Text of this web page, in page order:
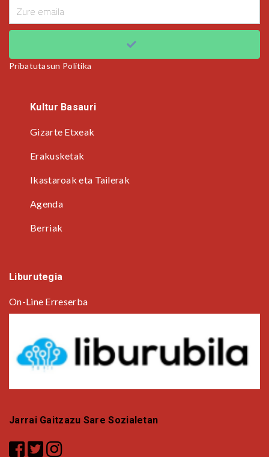
Pribatutasun Politika
Kultur Basauri
Gizarte Etxeak
Erakusketak
Ikastaroak eta Tailerak
Agenda
Berriak
Liburutegia
On-Line Erreserba
Jarrai Gaitzazu Sare Sozialetan